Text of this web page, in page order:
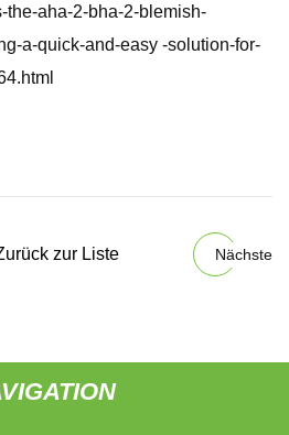
the-aha-2-bha-2-blemish-
a-quick-and-easy -solution-for-
zur Liste Nächste